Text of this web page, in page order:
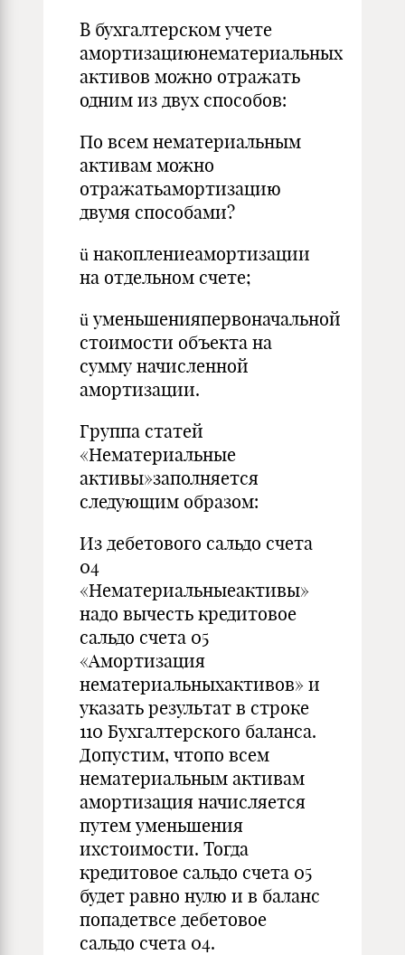
В бухгалтерском учете
амортизациюнематериальных
активов можно отражать
одним из двух способов:
По всем нематериальным
активам можно
отражатьамортизацию
двумя способами?
ü накоплениеамортизации
на отдельном счете;
ü уменьшенияпервоначальной
стоимости объекта на
сумму начисленной
амортизации.
Группа статей
«Нематериальные
активы»заполняется
следующим образом:
Из дебетового сальдо счета
04
«Нематериальныеактивы»
надо вычесть кредитовое
сальдо счета 05
«Амортизация
нематериальныхактивов» и
указать результат в строке
110 Бухгалтерского баланса.
Допустим, чтопо всем
нематериальным активам
амортизация начисляется
путем уменьшения
ихстоимости. Тогда
кредитовое сальдо счета 05
будет равно нулю и в баланс
попадетвсе дебетовое
сальдо счета 04.